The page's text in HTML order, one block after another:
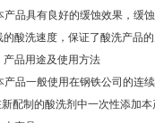
品具有良好的缓蚀效果，缓
的酸洗速度，保证了酸洗产品的
产品用途及使用方法
产品一般使用在钢铁公司的连
配制的酸洗剂中一次性添加